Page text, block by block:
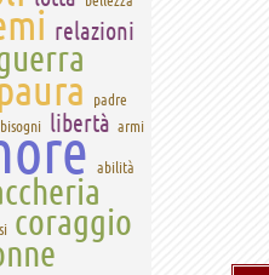
relazioni
padre
bisogni libertà armi
abilità
coraggio